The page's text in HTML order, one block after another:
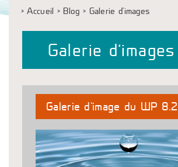
>Accueil > Blog > Galerie d'images
Galerie d’images
Galerie d’image du WP 8.2